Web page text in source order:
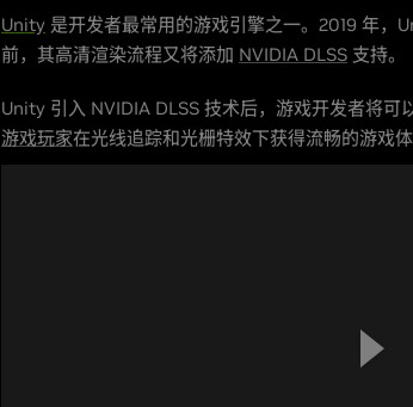
Unity 是开发者最常用的游戏引擎之一。2019 年，
前，其高清渲染流程又将添加 NVIDIA DLSS 支持。
Unity 引入 NVIDIA DLSS 技术后，游戏开发者将可
游戏玩家在光线追踪和光栅特效下获得流畅的游戏体